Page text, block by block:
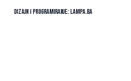
Dizajn i programiranje:Lampa.ba